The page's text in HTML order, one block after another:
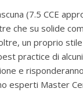
(7.5 CCE
che su solide
un proprio
practice di
e
esperti Master